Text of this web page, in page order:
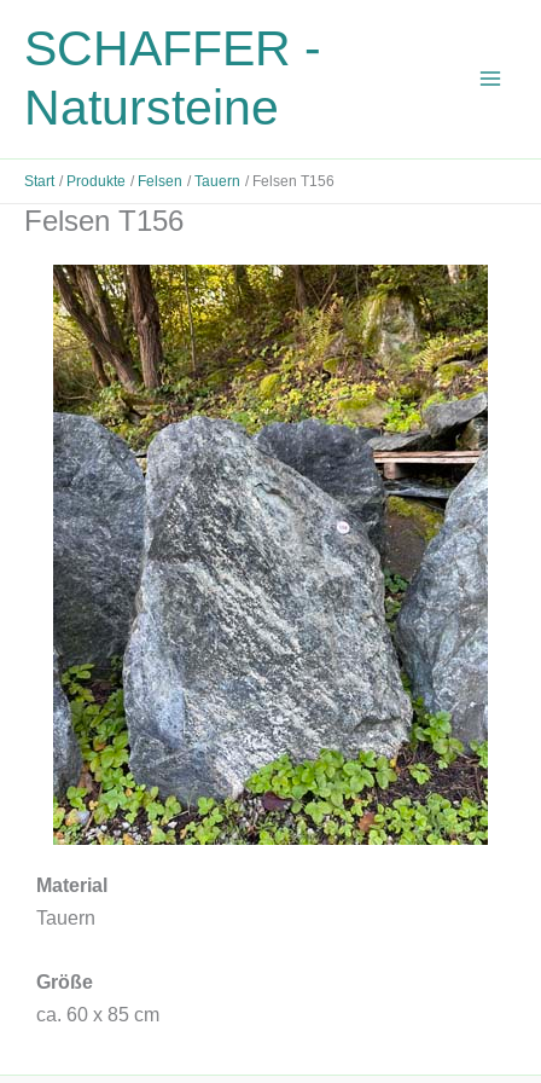
InhaltSCHAFFER -
Natursteine
Start Produkte Felsen Tauern Felsen T156
Felsen T156
Material
Tauern
Größe
ca. 60 x 85 cm